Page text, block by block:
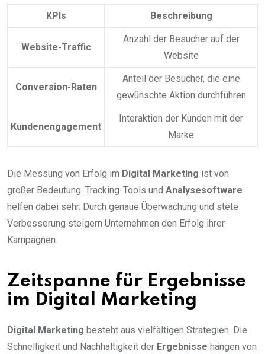
KPIs Beschreibung
Website-Traffic
Anzahl der Besucher auf der
Website
Conversion-Raten
Anteil der Besucher, die eine
gewünschte Aktion durchführen
Kundenengagement
Interaktion der Kunden mit der
Marke
Die Messung von Erfolg im Digital Marketing ist von
großer Bedeutung. Tracking-Tools und Analysesoftware
helfen dabei sehr. Durch genaue Überwachung und stete
Verbesserung steigern Unternehmen den Erfolg ihrer
Kampagnen.
Zeitspanne für Ergebnisse
im Digital Marketing
Digital Marketing besteht aus vielfältigen Strategien. Die
Schnelligkeit und Nachhaltigkeit der Ergebnisse hängen von